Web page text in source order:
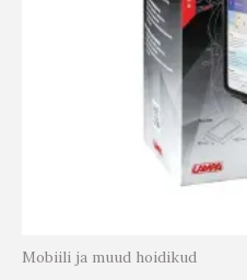
Mobiili ja muud hoidikud